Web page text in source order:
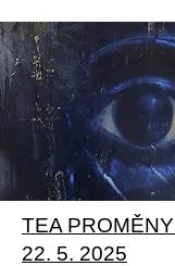
TEA PROMĚNY
22. 5. 2025